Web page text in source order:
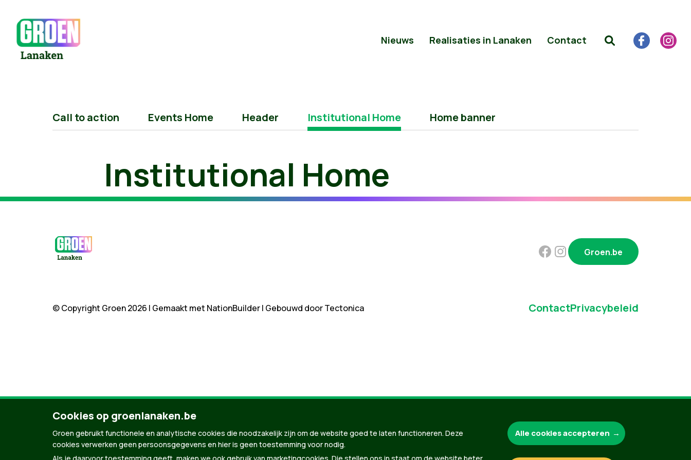
Nieuws Realisaties in Lanaken Contact
Call to action Events Home Header Institutional Home Home banner
Institutional Home
Groen.be
© Copyright Groen 2026 | Gemaakt met NationBuilder| Gebouwd doorTectonica ContactPrivacybeleid
Cookies op groenlanaken.be
Groen gebruikt functionele en analytische cookies die noodzakelijk zijn om de website goed te laten functioneren. Deze
cookies verwerken geen persoonsgegevens en hier is geen toestemming voor nodig.
Alle cookies accepteren